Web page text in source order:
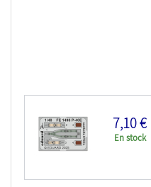
7,10 €
En stock